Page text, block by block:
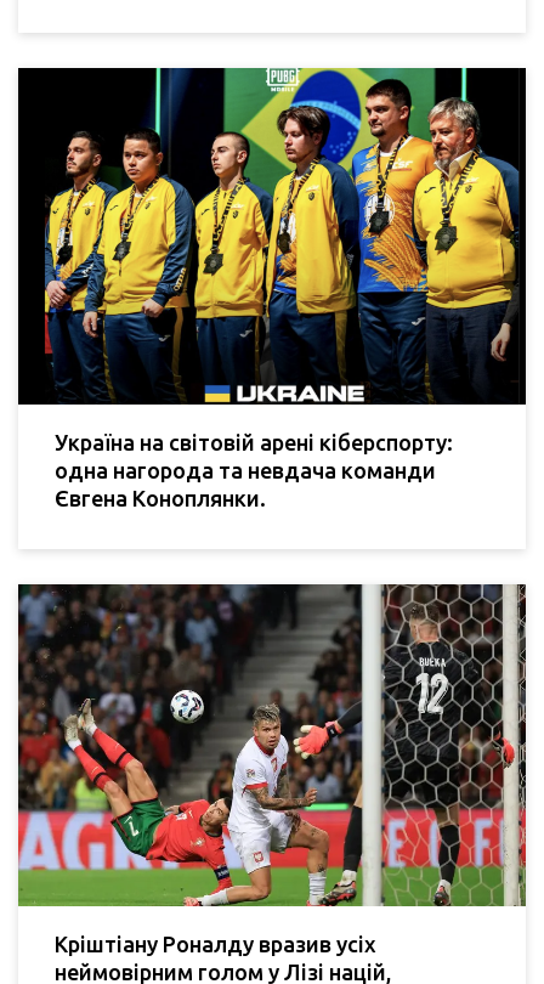
Україна на світовій арені кіберспорту:
одна нагорода та невдача команди
Євгена Коноплянки.
Кріштіану Роналду вразив усіх
неймовірним голом у Лізі націй,